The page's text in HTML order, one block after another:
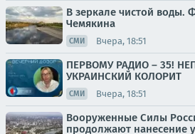
В зеркале чистой воды.
Чемякина
СМИ Вчера, 18:51
ПЕРВОМУ РАДИО – 35!
УКРАИНСКИЙ КОЛОРИТ
СМИ Вчера, 18:51
Вооруженные Силы
продолжают нанесение